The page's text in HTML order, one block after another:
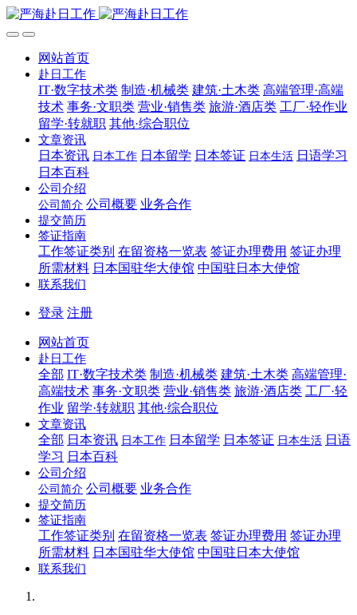
网站首页
赴日工作
IT·数字技术类 制造·机械类 建筑·土木类 高端管理·高端
技术 事务·文职类 营业·销售类 旅游·酒店类 工厂·轻作业
留学·转就职 其他·综合职位
文章资讯
日本资讯 日本工作 日本留学 日本签证 日本生活 日语学习
日本百科
公司介绍
公司简介 公司概要 业务合作
提交简历
签证指南
工作签证类别 在留资格一览表 签证办理费用 签证办理
所需材料 日本国驻华大使馆 中国驻日本大使馆
联系我们
登录 注册
网站首页
赴日工作
全部 IT·数字技术类 制造·机械类 建筑·土木类 高端管理·
高端技术 事务·文职类 营业·销售类 旅游·酒店类 工厂·轻
作业 留学·转就职 其他·综合职位
文章资讯
全部 日本资讯 日本工作 日本留学 日本签证 日本生活 日语
学习 日本百科
公司介绍
公司简介 公司概要 业务合作
提交简历
签证指南
工作签证类别 在留资格一览表 签证办理费用 签证办理
所需材料 日本国驻华大使馆 中国驻日本大使馆
联系我们